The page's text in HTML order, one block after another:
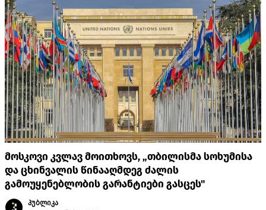
მოსკოვი კვლავ მოითხოვს, „თბილისმა სოხუმისა
და ცხინვალის წინააღმდეგ ძალის
გამოუყენებლობის გარანტიები გასცეს"
პუბლიკა